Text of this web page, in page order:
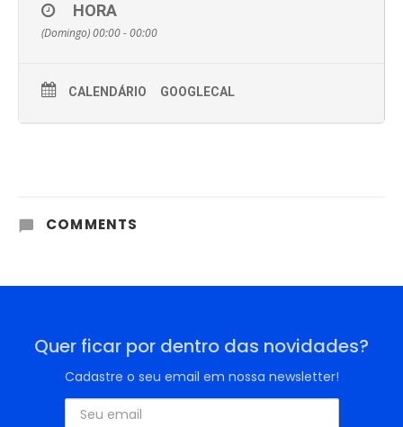
HORA
(Domingo) 00:00 - 00:00
CALENDÁRIO GOOGLECAL
COMMENTS
Quer ficar por dentro das novidades?
Cadastre o seu email em nossa newsletter!